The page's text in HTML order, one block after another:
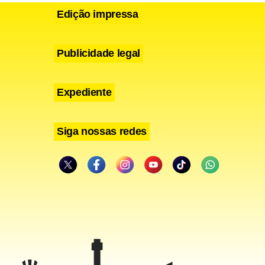
de
têm
a
em
e do
por
Edição impressa
Publicidade legal
Expediente
Siga nossas redes